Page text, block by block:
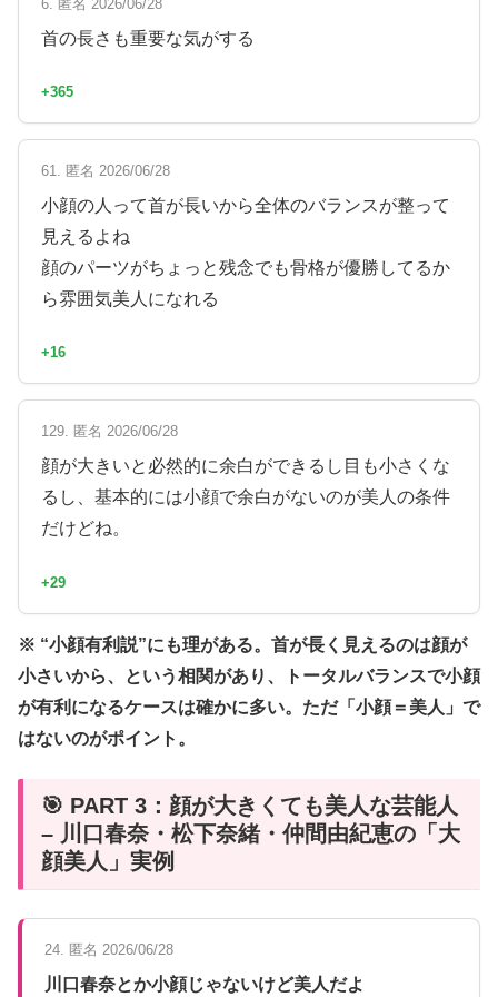
6. 匿名 2026/06/28
首の長さも重要な気がする
+365
61. 匿名 2026/06/28
小顔の人って首が長いから全体のバランスが整って
見えるよね
顔のパーツがちょっと残念でも骨格が優勝してるか
ら雰囲気美人になれる
+16
129. 匿名 2026/06/28
顔が大きいと必然的に余白ができるし目も小さくな
るし、基本的には小顔で余白がないのが美人の条件
だけどね。
+29
※ “小顔有利説”にも理がある。首が長く見えるのは顔が
小さいから、という相関があり、トータルバランスで小顔
が有利になるケースは確かに多い。ただ「小顔＝美人」で
はないのがポイント。
🎯 PART 3：顔が大きくても美人な芸能人
– 川口春奈・松下奈緒・仲間由紀恵の「大
顔美人」実例
24. 匿名 2026/06/28
川口春奈とか小顔じゃないけど美人だよ